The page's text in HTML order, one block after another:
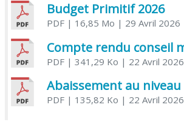
Budget Primitif 2026
PDF| 16,85 Mo | 29 Avril 2026
PDF| 341,29 Ko | 22 Avril 2026
PDF| 135,82 Ko | 22 Avril 2026